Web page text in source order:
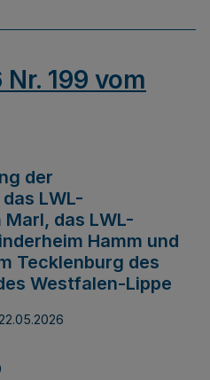
199 vom
der
LWL-
das LWL-
Hamm und
Tecklenburg des
Westfalen-Lippe
22.05.2026